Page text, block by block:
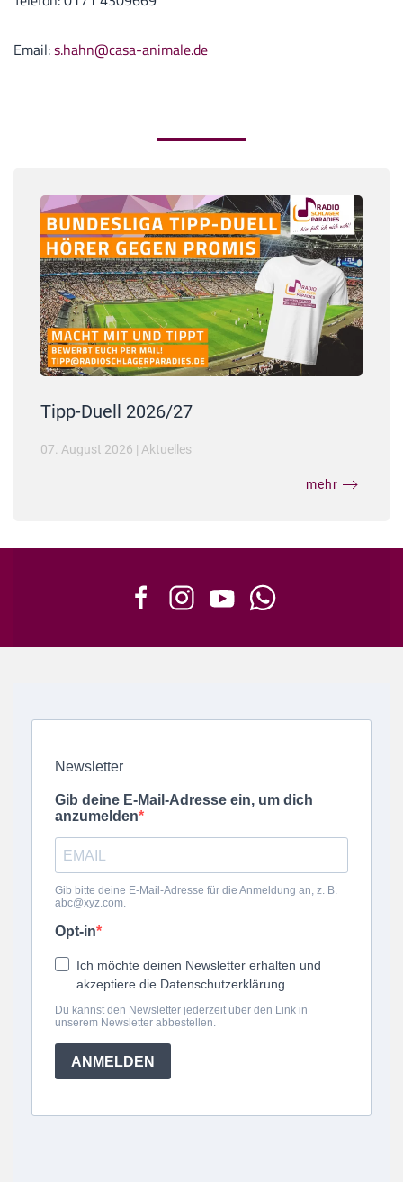
Email:s.hahn@casa-animale.de
Tipp-Duell 2026/27
07. August 2026 | Aktuelles
mehr